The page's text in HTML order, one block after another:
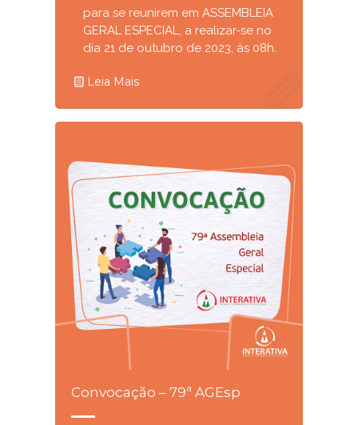
para se reunirem em ASSEMBLEIA
GERAL ESPECIAL, a realizar-se no
dia 21 de outubro de 2023, às 08h.
Leia Mais
Convocação – 79ª AGEsp